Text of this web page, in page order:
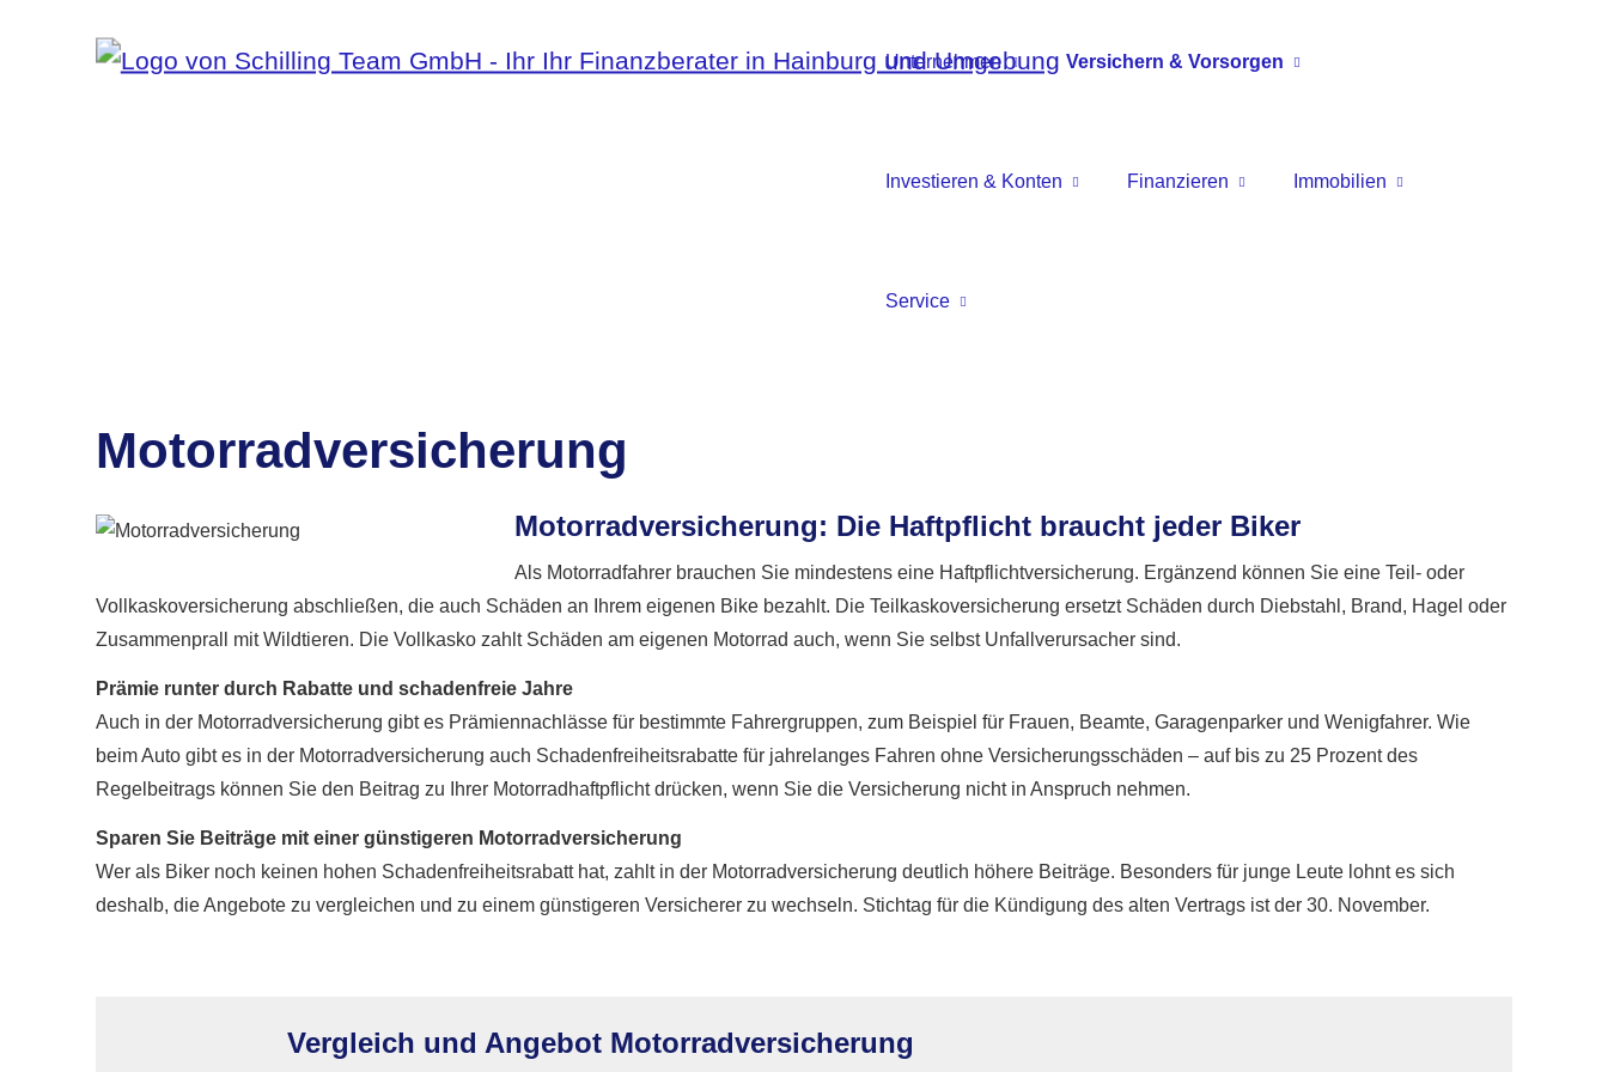
Unternehmen Versichern & Vorsorgen
Investieren & Konten Finanzieren Immobilien
Service
Motor­rad­ver­sicherung
Motor­rad­ver­sicherung: Die Haft­pflicht braucht jeder Biker
Als Motorradfahrer brauchen Sie mindestens eine Haft­pflichtversicherung. Ergänzend können Sie eine Teil- oder
Vollkaskoversicherung abschließen, die auch Schäden an Ihrem eigenen Bike bezahlt. Die Teilkaskoversicherung ersetzt Schäden durch Diebstahl, Brand, Hagel oder
Zusammenprall mit Wildtieren. Die Vollkasko zahlt Schäden am eigenen Motorrad auch, wenn Sie selbst Unfallverursacher sind.
Prämie runter durch Rabatte und schadenfreie Jahre
Auch in der Motor­rad­ver­sicherung gibt es Prämiennachlässe für bestimmte Fahrergruppen, zum Beispiel für Frauen, Beamte, Garagenparker und Wenigfahrer. Wie
beim Auto gibt es in der Motor­rad­ver­sicherung auch Schadenfreiheitsrabatte für jahrelanges Fahren ohne Versicherungsschäden – auf bis zu 25 Prozent des
Regelbeitrags können Sie den Beitrag zu Ihrer Motorradhaftpflicht drücken, wenn Sie die Versicherung nicht in Anspruch nehmen.
Sparen Sie Beiträge mit einer günstigeren Motor­rad­ver­sicherung
Wer als Biker noch keinen hohen Schadenfreiheitsrabatt hat, zahlt in der Motor­rad­ver­sicherung deutlich höhere Beiträge. Besonders für junge Leute lohnt es sich
deshalb, die Angebote zu ver­gleichen und zu einem günstigeren Versicherer zu wechseln. Stichtag für die Kündigung des alten Vertrags ist der 30. November.
Vergleich und Angebot Motor­rad­ver­sicherung